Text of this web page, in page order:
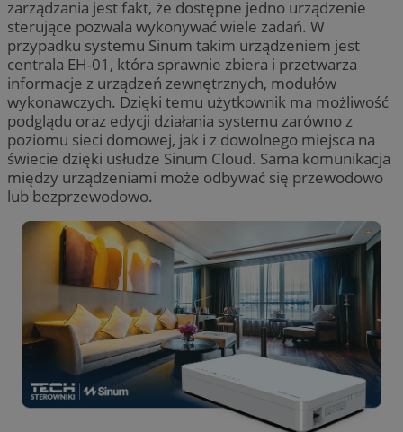
zarządzania jest fakt, że dostępne jedno urządzenie
sterujące pozwala wykonywać wiele zadań. W
przypadku systemu Sinum takim urządzeniem jest
centrala EH-01, która sprawnie zbiera i przetwarza
informacje z urządzeń zewnętrznych, modułów
wykonawczych. Dzięki temu użytkownik ma możliwość
podglądu oraz edycji działania systemu zarówno z
poziomu sieci domowej, jak i z dowolnego miejsca na
świecie dzięki usłudze Sinum Cloud. Sama komunikacja
między urządzeniami może odbywać się przewodowo
lub bezprzewodowo.